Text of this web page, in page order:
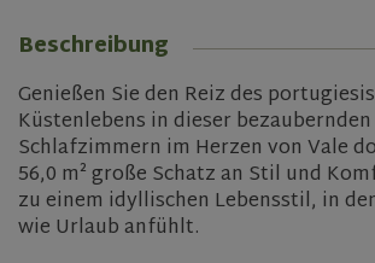
Beschreibung
Genießen Sie den Reiz des
Küstenlebens in dieser
Schlafzimmern im Herzen von Vale
56,0 m² große Schatz an Stil und
zu einem idyllischen Lebensstil, in
wie Urlaub anfühlt.